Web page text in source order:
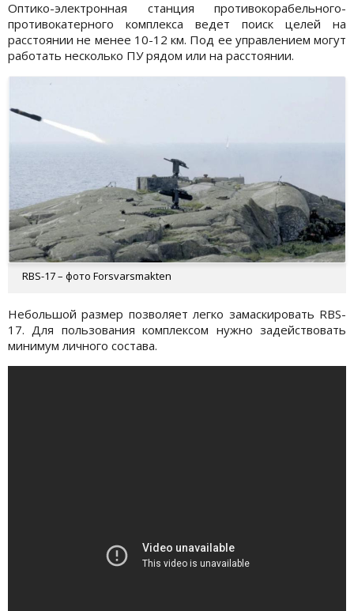
Оптико-электронная станция противокорабельного-
противокатерного комплекса ведет поиск целей на
расстоянии не менее 10-12 км. Под ее управлением могут
работать несколько ПУ рядом или на расстоянии.
RBS-17 – фото Forsvarsmakten
Небольшой размер позволяет легко замаскировать RBS-
17. Для пользования комплексом нужно задействовать
минимум личного состава.